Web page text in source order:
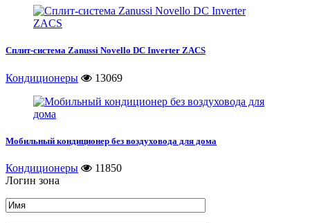
Сплит-система Zanussi Novello DC Inverter ZACS
Кондиционеры 13069
Мобильный кондиционер без воздуховода для дома
Кондиционеры
11850
Логин зона